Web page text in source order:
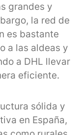
grandes y
la red de
es bastante
a las aldeas y
a DHL llevar
eficiente.
sólida y
en España,